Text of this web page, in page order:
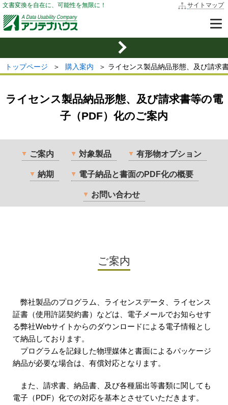
文書変換を自在に、可能性を無限に！ サイトマップ
トップページ ＞ 購入案内 ＞ ライセンス製品納品形態、及び請求
ライセンス製品納品形態、及び請求書等の電
子（PDF）化のご案内
ご案内 対象製品 有形物オプション
納期 電子納品と書面のPDF化の概要
お問い合わせ
ご案内
弊社製品のプログラム、ライセンスデータ、ライセンス
証書（使用許諾契約書）などは、電子メールでお知らせす
る弊社Webサイトからのダウンロードによる電子情報とし
て納品しております。
プログラムを記録した物理媒体と書面によるパッケージ
納品が必要な場合は、有償対応となります。
また、請求書、納品書、及び各種届出等書類に関しても
電子（PDF）化での対応を基本とさせていただきます。